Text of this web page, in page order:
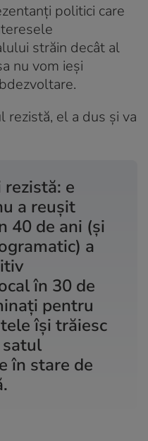
politici care
străin decât al
nu vom ieși
rezistă, el a dus și va
rezistă: e
a reușit
40 de ani (și
a
în 30 de
pentru
își trăiesc
în stare de